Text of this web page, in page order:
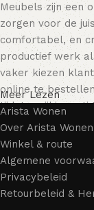
Meubels zijn een
zorgen voor de
comfortabel, en
productief werk
vaker kiezen
online te
tijd, terwijl je
meubelstuk kiest
een uitgebreide
kantoor.
Meubelproductie
Meer Lezen
Arista Wonen
Over Arista Wonen
Winkel & route
Algemene
Privacybeleid
Retourbeleid &